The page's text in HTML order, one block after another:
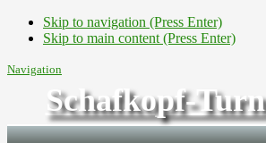
Skip to navigation (Press Enter)
Skip to main content (Press Enter)
Navigation
Schafkopf-